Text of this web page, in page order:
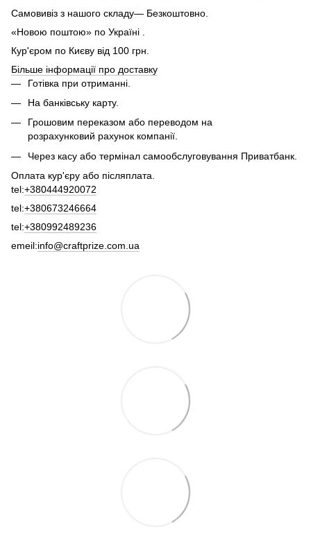
Самовивіз з нашого складу— Безкоштовно.
«Новою поштою» по Україні .
Кур'єром по Києву від 100 грн.
Більше інформації про доставку
Готівка при отриманні.
На банківську карту.
Грошовим переказом або переводом на
розрахунковий рахунок компанії.
Через касу або термінал самообслуговування Приватбанк.
Оплата кур'єру або післяплата.
tel:+380444920072
tel:+380673246664
tel:+380992489236
emeil:info@craftprize.com.ua